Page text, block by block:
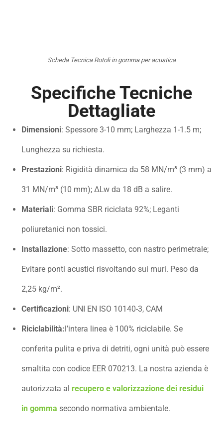
Scheda Tecnica Rotoli in gomma per acustica
Specifiche Tecniche
Dettagliate
Dimensioni: Spessore 3-10 mm; Larghezza 1-1.5 m;
Lunghezza su richiesta.
Prestazioni: Rigidità dinamica da 58 MN/m³ (3 mm) a
31 MN/m³ (10 mm); ΔLw da 18 dB a salire.
Materiali: Gomma SBR riciclata 92%; Leganti
poliuretanici non tossici.
Installazione: Sotto massetto, con nastro perimetrale;
Evitare ponti acustici risvoltando sui muri. Peso da
2,25 kg/m².
Certificazioni: UNI EN ISO 10140-3, CAM
Riciclabilità: l’intera linea è 100% riciclabile. Se
conferita pulita e priva di detriti, ogni unità può essere
smaltita con codice EER 070213. La nostra azienda è
autorizzata alrecupero e valorizzazione dei residui
in gomma secondo normativa ambientale.